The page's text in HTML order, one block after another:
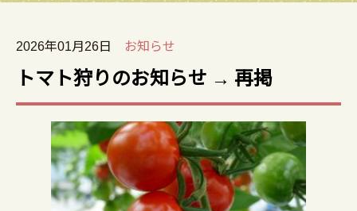
2026年01月26日 お知らせ
トマト狩りのお知らせ → 再掲